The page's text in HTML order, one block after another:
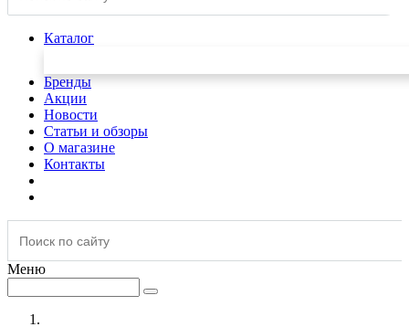
Каталог
Бренды
Акции
Новости
Статьи и обзоры
О магазине
Контакты
Меню